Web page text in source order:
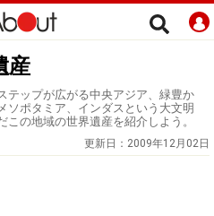
産
テップが広がる中央アジア、緑豊か
ソポタミア、インダスという大文明
の地域の世界遺産を紹介しよう。
更新日： 2009年12月02日